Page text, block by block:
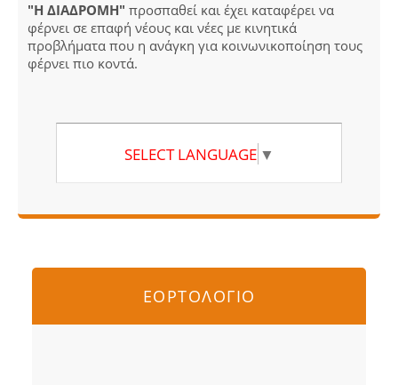
"Η ΔΙΑΔΡΟΜΗ" προσπαθεί και έχει καταφέρει να
φέρνει σε επαφή νέους και νέες με κινητικά
προβλήματα που η ανάγκη για κοινωνικοποίηση τους
φέρνει πιο κοντά.
SELECT LANGUAGE ▼
ΕΟΡΤΟΛΟΓΙΟ